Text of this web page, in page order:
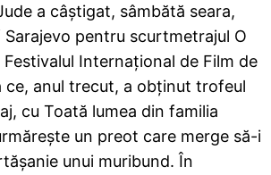
a câștigat, sâmbătă seara,
pentru scurtmetrajul O
Internațional de Film de
ce, anul trecut, a obținut trofeul
cu Toată lumea din familia
un preot care merge să-i
unui muribund. În